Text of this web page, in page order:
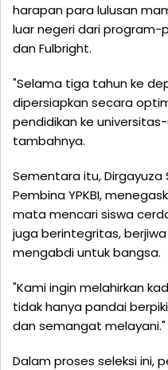
harapan para lulusan
luar negeri dari program-
dan Fulbright.
"Selama tiga tahun ke
dipersiapkan secara
pendidikan ke
tambahnya.
Sementara itu, Dirgayuza
Pembina YPKBI,
mata mencari siswa
juga berintegritas,
mengabdi untuk bangsa.
"Kami ingin melahirkan
tidak hanya pandai
dan semangat melayani."
Dalam proses seleksi ini,